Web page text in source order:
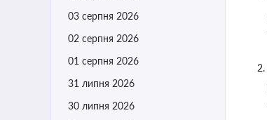
03 серпня 2026
02 серпня 2026
01 серпня 2026
31 липня 2026
30 липня 2026